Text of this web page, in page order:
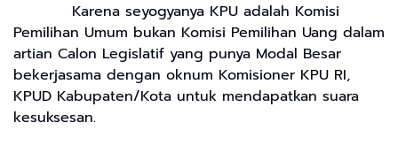
Karena seyogyanya KPU adalah Komisi
Pemilihan Umum bukan Komisi Pemilihan Uang dalam
artian Calon Legislatif yang punya Modal Besar
bekerjasama dengan oknum Komisioner KPU RI,
KPUD Kabupaten/Kota untuk mendapatkan suara
kesuksesan.